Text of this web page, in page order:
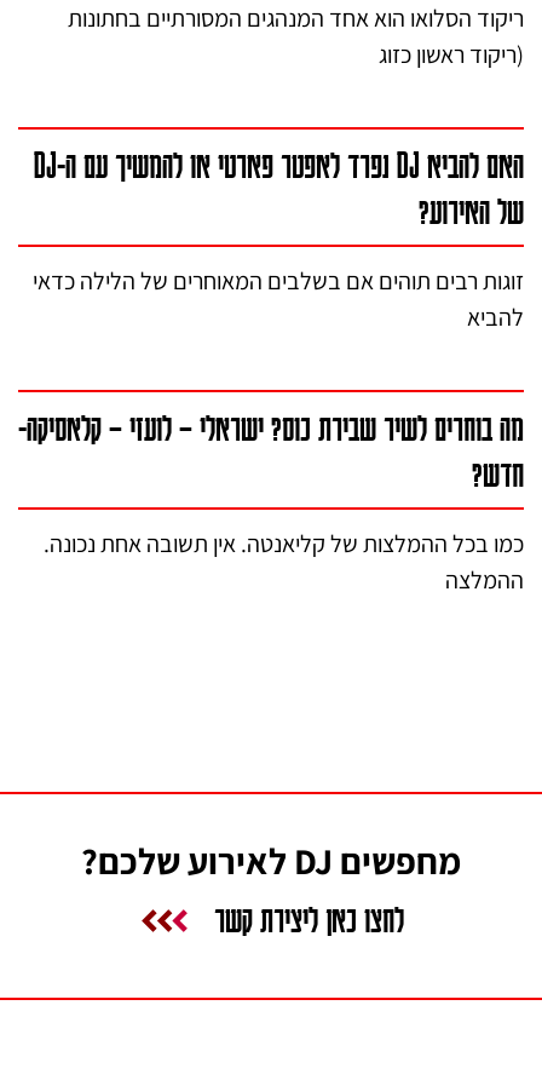
ריקוד הסלואו הוא אחד המנהגים המסורתיים בחתונות
(ריקוד ראשון כזוג
האם להביא DJ נפרד לאפטר פארטי או להמשיך עם ה-DJ
של האירוע?
זוגות רבים תוהים אם בשלבים המאוחרים של הלילה כדאי
להביא
מה בוחרים לשיר שבירת כוס? ישראלי – לועזי – קלאסיקה-
חדש?
כמו בכל ההמלצות של קליאנטה. אין תשובה אחת נכונה.
ההמלצה
מחפשים DJ לאירוע שלכם?
לחצו כאן ליצירת קשר